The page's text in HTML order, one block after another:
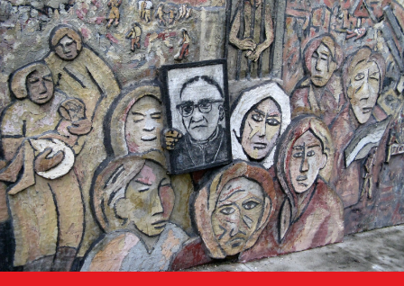
#El
Salvador-
general-
context.jpg